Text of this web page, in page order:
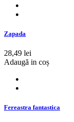
Zapada
28,49 lei
Adaugă in coș
Fereastra fantastica